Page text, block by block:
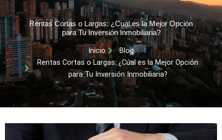
Rentas Cortas o Largas: ¿Cuál es la Mejor Opción
para Tu Inversión Inmobiliaria?
Inicio
Blog
Rentas Cortas o Largas: ¿Cúal es la Mejor Opción
para Tu Inversión Inmobiliaria?